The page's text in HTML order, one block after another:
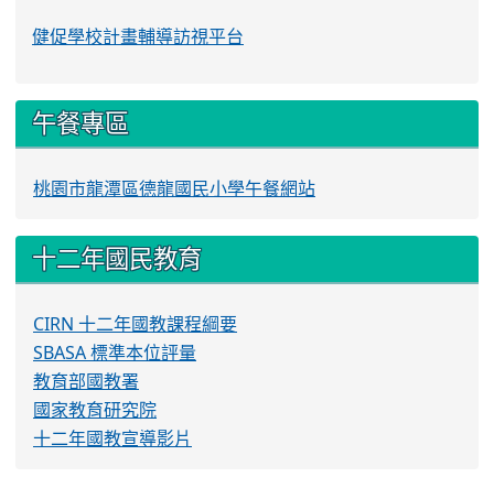
健促學校計畫輔導訪視平台
午餐專區
桃園市龍潭區德龍國民小學午餐網站
十二年國民教育
CIRN 十二年國教課程綱要
SBASA 標準本位評量
教育部國教署
國家教育研究院
十二年國教宣導影片